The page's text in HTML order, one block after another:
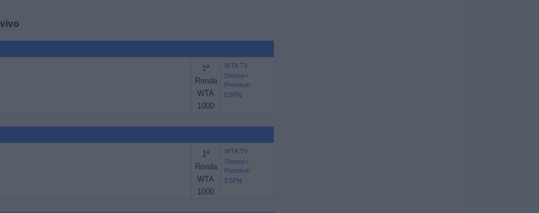
1ª
Ronda
WTA
1000
WTA TV
Disney+
Premium
ESPN
1ª
Ronda
WTA
1000
WTA TV
Disney+
Premium
ESPN